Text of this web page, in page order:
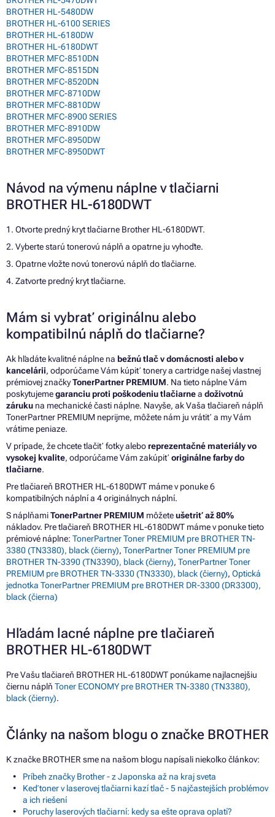
BROTHER HL-5480DW
BROTHER HL-6100 SERIES
BROTHER HL-6180DW
BROTHER HL-6180DWT
BROTHER MFC-8510DN
BROTHER MFC-8515DN
BROTHER MFC-8520DN
BROTHER MFC-8710DW
BROTHER MFC-8810DW
BROTHER MFC-8900 SERIES
BROTHER MFC-8910DW
BROTHER MFC-8950DW
BROTHER MFC-8950DWT
Návod na výmenu náplne v tlačiarni
BROTHER HL-6180DWT
1. Otvorte predný kryt tlačiarne Brother HL-6180DWT.
2. Vyberte starú tonerovú náplň a opatrne ju vyhoďte.
3. Opatrne vložte novú tonerovú náplň do tlačiarne.
4. Zatvorte predný kryt tlačiarne.
Mám si vybrať originálnu alebo
kompatibilnú náplň do tlačiarne?
Ak hľadáte kvalitné náplne na bežnú tlač v domácnosti alebo v
kancelárii, odporúčame Vám kúpiť tonery a cartridge našej vlastnej
prémiovej značkyTonerPartner PREMIUM. Na tieto náplne Vám
poskytujemegaranciu proti poškodeniu tlačiarnea doživotnú
záruku na mechanické časti náplne. Navyše, ak Vaša tlačiareň náplň
TonerPartner PREMIUM neprijme, môžete nám ju vrátiť a my Vám
vrátime peniaze.
V prípade, že chcete tlačiť fotky aleboreprezentačné materiály vo
vysokej kvalite, odporúčame Vám zakúpiť originálne farby do
tlačiarne.
Pre tlačiareň BROTHER HL-6180DWT máme v ponuke 6
kompatibilných náplní a 4 originálnych náplní.
S náplňamiTonerPartner PREMIUM môžeteušetriť až 80%
nákladov. Pre tlačiareň BROTHER HL-6180DWT máme v ponuke tieto
prémiové náplne: TonerPartner Toner PREMIUM pre BROTHER TN-
3380 (TN3380), black (čierny), TonerPartner Toner PREMIUM pre
BROTHER TN-3390 (TN3390), black (čierny), TonerPartner Toner
PREMIUM pre BROTHER TN-3330 (TN3330), black (čierny), Optická
jednotka TonerPartner PREMIUM pre BROTHER DR-3300 (DR3300),
black (čierna)
Hľadám lacné náplne pre tlačiareň
BROTHER HL-6180DWT
Pre Vašu tlačiareň BROTHER HL-6180DWT ponúkame najlacnejšiu
čiernu náplň Toner ECONOMY pre BROTHER TN-3380 (TN3380),
black (čierny).
Články na našom blogu o značke BROTHER
K značke BROTHER sme na našom blogu napísali niekoľko článkov:
Príbeh značky Brother - z Japonska až na kraj sveta
Keď toner v laserovej tlačiarni kazí tlač - 5 najčastejších problémov
a ich riešení
Poruchy laserových tlačiarní: kedy sa ešte oprava oplatí?